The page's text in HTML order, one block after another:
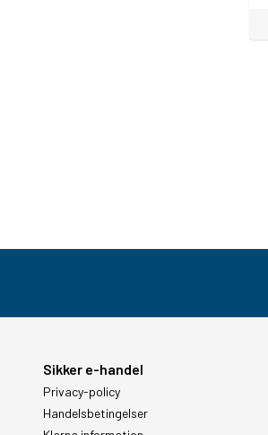
Sikker e-handel
Privacy-policy
Handelsbetingelser